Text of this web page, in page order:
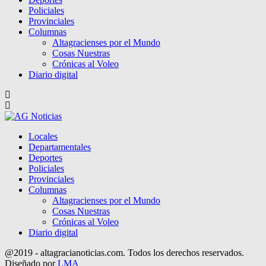
Policiales
Provinciales
Columnas
Altagracienses por el Mundo
Cosas Nuestras
Crónicas al Voleo
Diario digital
Locales
Departamentales
Deportes
Policiales
Provinciales
Columnas
Altagracienses por el Mundo
Cosas Nuestras
Crónicas al Voleo
Diario digital
@2019 - altagracianoticias.com. Todos los derechos reservados.
Diseñado porLMA